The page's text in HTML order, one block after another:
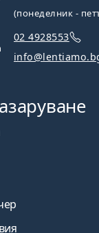
(понеделник -
02 4928553